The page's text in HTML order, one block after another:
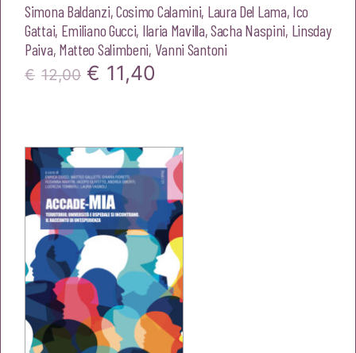
Simona Baldanzi,Cosimo Calamini, Laura Del Lama, Ico
Gattai, Emiliano Gucci, Ilaria Mavilla,Sacha Naspini, Linsday
Paiva, Matteo Salimbeni, Vanni Santoni
€ 12,00 Il
era:
€12,00.
€ 11,40
è:
€11,40.